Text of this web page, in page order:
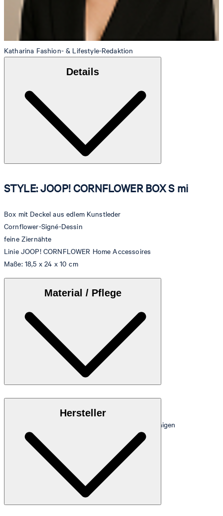
Katharina Fashion- & Lifestyle-Redaktion
Details
STYLE: JOOP! CORNFLOWER BOX S mi
Box mit Deckel aus edlem Kunstleder
Cornflower-Signé-Dessin
feine Ziernähte
Linie JOOP! CORNFLOWER Home Accessoires
Maße: 18,5 x 24 x 10 cm
Material / Pflege
Hinweis: Regelmäßig mit einem feuchten Tuch reinigen
Hersteller